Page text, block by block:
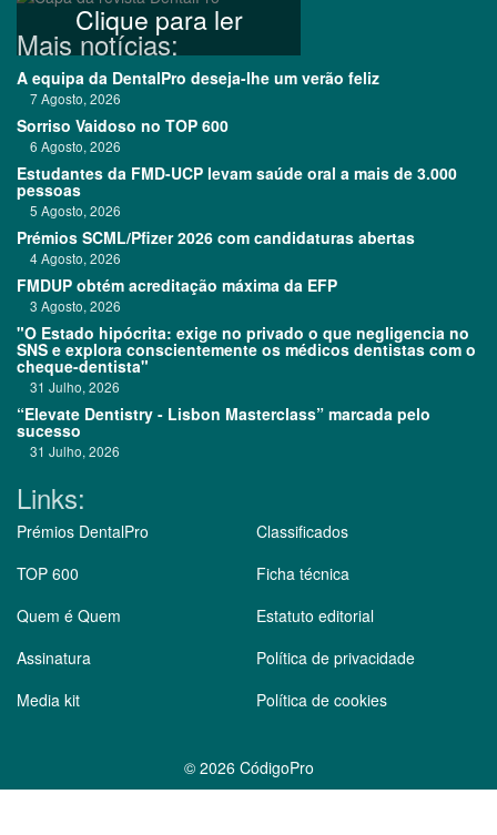
Clique para ler
Mais notícias:
A equipa da DentalPro deseja-lhe um verão feliz
7 Agosto, 2026
Sorriso Vaidoso no TOP 600
6 Agosto, 2026
Estudantes da FMD-UCP levam saúde oral a mais de 3.000
pessoas
5 Agosto, 2026
Prémios SCML/Pfizer 2026 com candidaturas abertas
4 Agosto, 2026
FMDUP obtém acreditação máxima da EFP
3 Agosto, 2026
"O Estado hipócrita: exige no privado o que negligencia no
SNS e explora conscientemente os médicos dentistas com o
cheque-dentista"
31 Julho, 2026
“Elevate Dentistry - Lisbon Masterclass” marcada pelo
sucesso
31 Julho, 2026
Links:
Prémios DentalPro
TOP 600
Quem é Quem
Assinatura
Media kit
Classificados
Ficha técnica
Estatuto editorial
Política de privacidade
Política de cookies
© 2026 CódigoPro